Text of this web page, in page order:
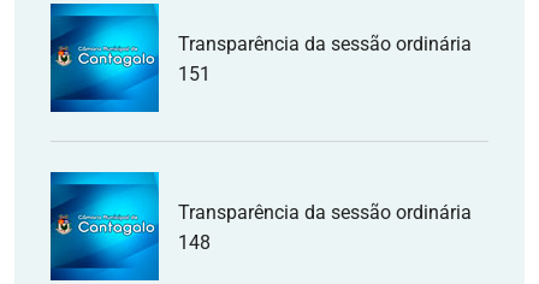
Transparência da sessão ordinária
151
Transparência da sessão ordinária
148